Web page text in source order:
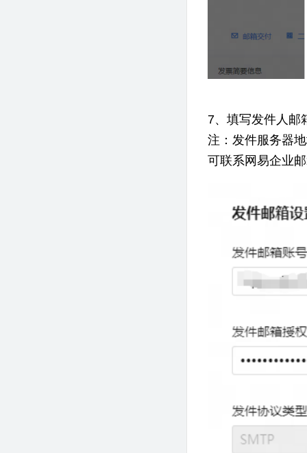
7、填写发件人邮
注：发件服务器
可联系网易企业